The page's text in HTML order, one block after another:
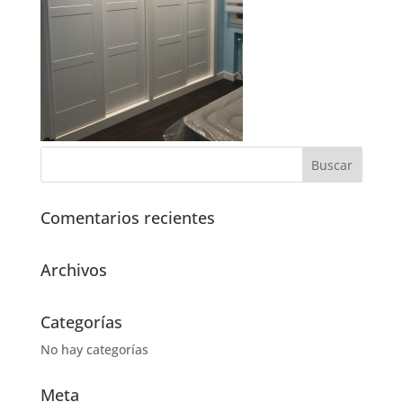
Comentarios recientes
Archivos
Categorías
No hay categorías
Meta